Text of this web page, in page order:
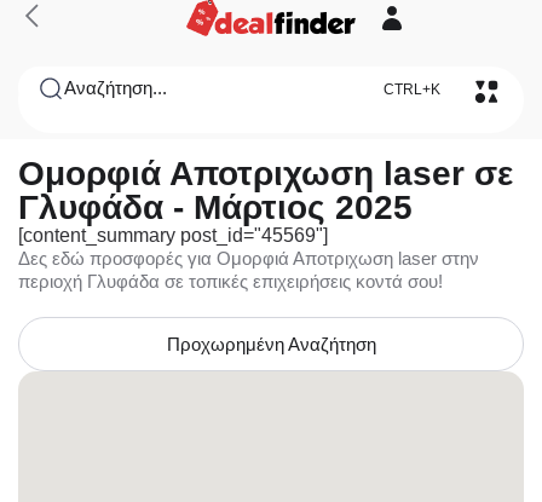
Αναζήτηση... CTRL+K
Ομορφιά Αποτριχωση laser σε
Γλυφάδα - Μάρτιος 2025
[content_summary post_id="45569"]
Δες εδώ προσφορές για Ομορφιά Αποτριχωση laser στην
περιοχή Γλυφάδα σε τοπικές επιχειρήσεις κοντά σου!
Προχωρημένη Αναζήτηση